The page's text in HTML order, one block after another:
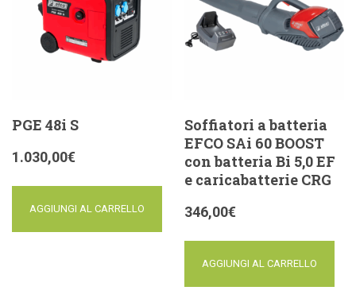
PGE 48i S
1.030,00€
AGGIUNGI AL CARRELLO
Soffiatori a batteria
EFCO SAi 60 BOOST
con batteria Bi 5,0 EF
e caricabatterie CRG
346,00€
AGGIUNGI AL CARRELLO